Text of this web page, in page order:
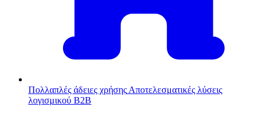
Πολλαπλές άδειες χρήσης Αποτελεσματικές λύσεις
λογισμικού B2B